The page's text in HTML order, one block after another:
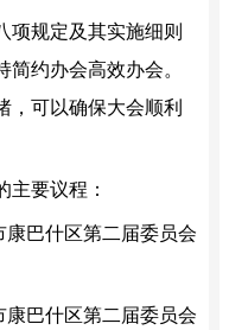
规定及其实施细则
约办会高效办会。
，可以确保大会顺利
要议程：
巴什区第二届委员会
巴什区第二届委员会